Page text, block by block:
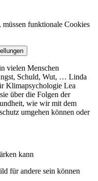
müssen funktionale Cookies
vielen Menschen
Schuld, Wut, … Linda
Klimapsychologie Lea
über die Folgen der
wie wir mit dem
umgehen können oder
kann
für andere sein können